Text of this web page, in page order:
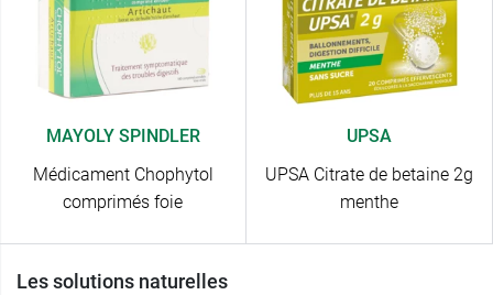
MAYOLY SPINDLER
Médicament Chophytol
comprimés foie
UPSA
UPSA Citrate de betaine 2g
menthe
Les solutions naturelles